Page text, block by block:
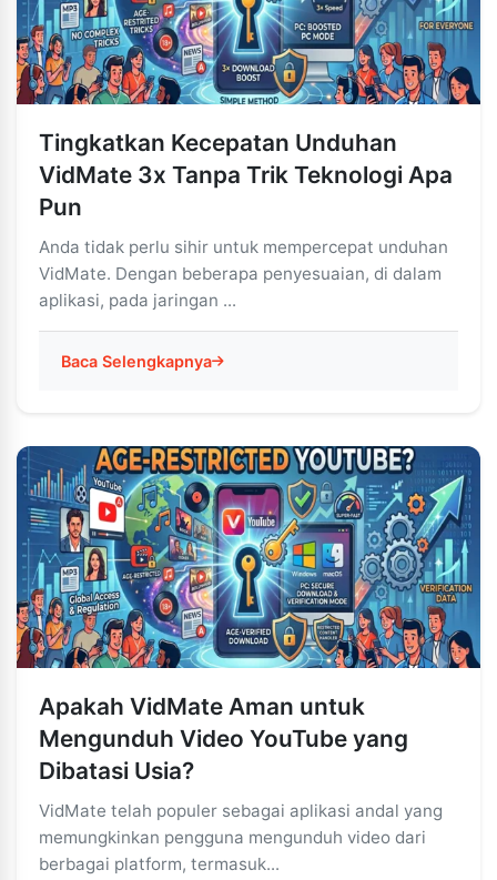
Tingkatkan Kecepatan Unduhan
VidMate 3x Tanpa Trik Teknologi Apa
Pun
Anda tidak perlu sihir untuk mempercepat unduhan
VidMate. Dengan beberapa penyesuaian, di dalam
aplikasi, pada jaringan ...
Baca Selengkapnya
Apakah VidMate Aman untuk
Mengunduh Video YouTube yang
Dibatasi Usia?
VidMate telah populer sebagai aplikasi andal yang
memungkinkan pengguna mengunduh video dari
berbagai platform, termasuk...